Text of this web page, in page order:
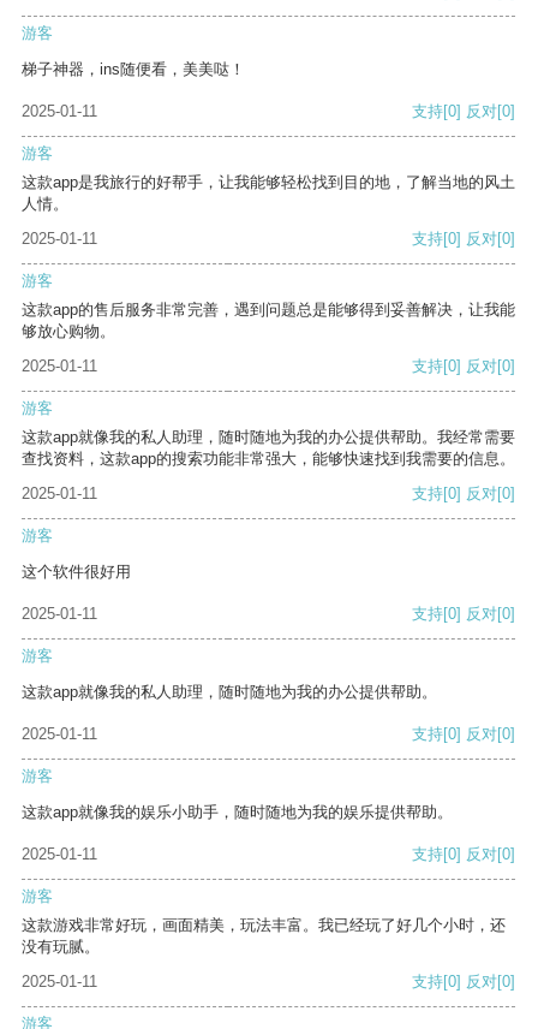
游客
梯子神器，ins随便看，美美哒！
2025-01-11 支持[0] 反对[0]
游客
这款app是我旅行的好帮手，让我能够轻松找到目的地，了解当地的风土
人情。
2025-01-11
支持[0] 反对[0]
游客
这款app的售后服务非常完善，遇到问题总是能够得到妥善解决，让我能
够放心购物。
2025-01-11
支持[0] 反对[0]
游客
这款app就像我的私人助理，随时随地为我的办公提供帮助。我经常需要
查找资料，这款app的搜索功能非常强大，能够快速找到我需要的信息。
2025-01-11
支持[0] 反对[0]
游客
这个软件很好用
2025-01-11 支持[0] 反对[0]
游客
这款app就像我的私人助理，随时随地为我的办公提供帮助。
2025-01-11 支持[0] 反对[0]
游客
这款app就像我的娱乐小助手，随时随地为我的娱乐提供帮助。
2025-01-11 支持[0] 反对[0]
游客
这款游戏非常好玩，画面精美，玩法丰富。我已经玩了好几个小时，还
没有玩腻。
2025-01-11
支持[0] 反对[0]
游客